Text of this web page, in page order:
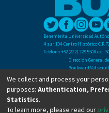
Benemérita Universidad
4 sur 104 Centro Histórico C.P.
Teléfono +52(222) 2295500 ext.
Dirección General
Boulevard
Ciudad
C.P. 72570
Teléfono +52 (222)
We collect and process your
purposes: Authentication,
Statistics.
To learn more, please read our